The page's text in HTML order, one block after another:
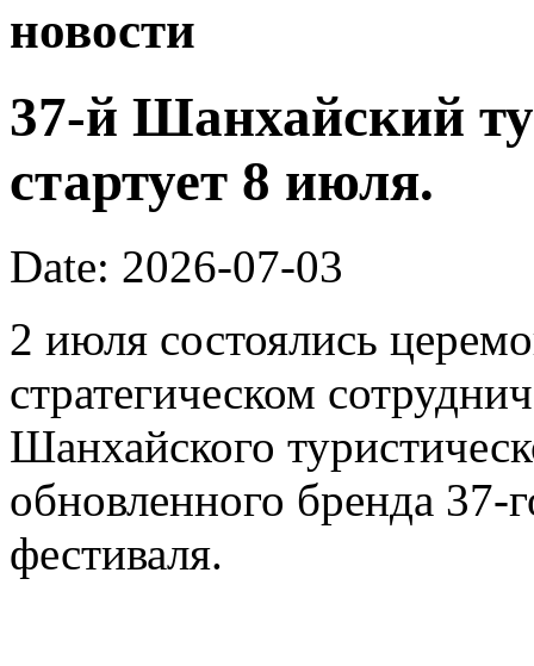
новости
37-й Шанхайский
стартует 8 июля.
Date: 2026-07-03
2 июля состоялись
стратегическом
Шанхайского
обновленного бренда 37-
фестиваля.